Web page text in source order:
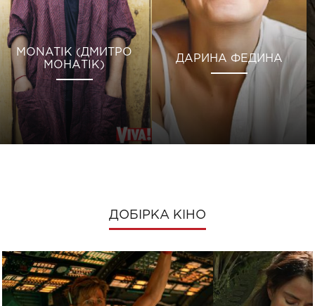
MONATIK (ДМИТРО
МОНАТІК)
ДАРИНА ФЕДИНА
ДОБІРКА КІНО